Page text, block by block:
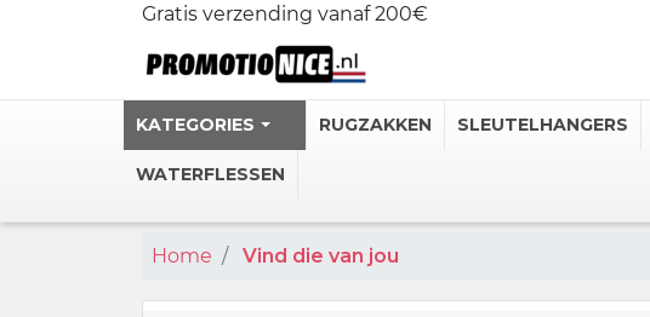
Gratis verzending vanaf 200€
KATEGORIES RUGZAKKEN SLEUTELHANGERS
WATERFLESSEN
Home Vind die van jou